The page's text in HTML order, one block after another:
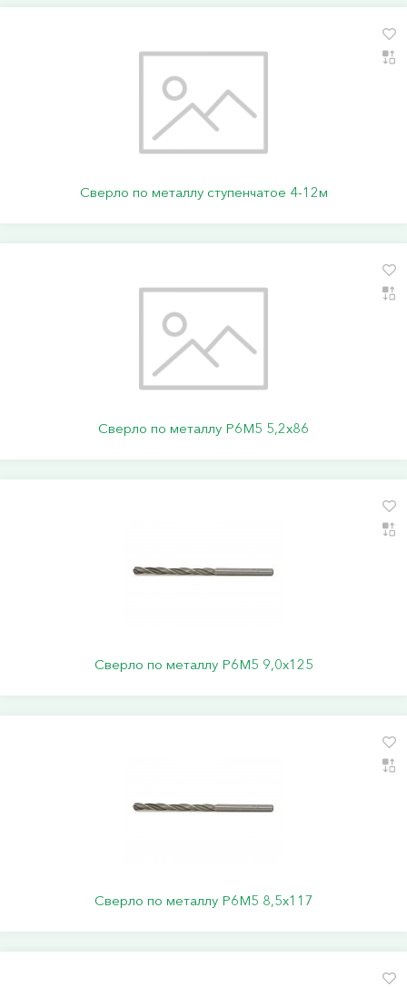
Сверло по металлу ступенчатое 4-12м
Сверло по металлу Р6М5 5,2х86
Сверло по металлу Р6М5 9,0х125
Сверло по металлу Р6М5 8,5х117